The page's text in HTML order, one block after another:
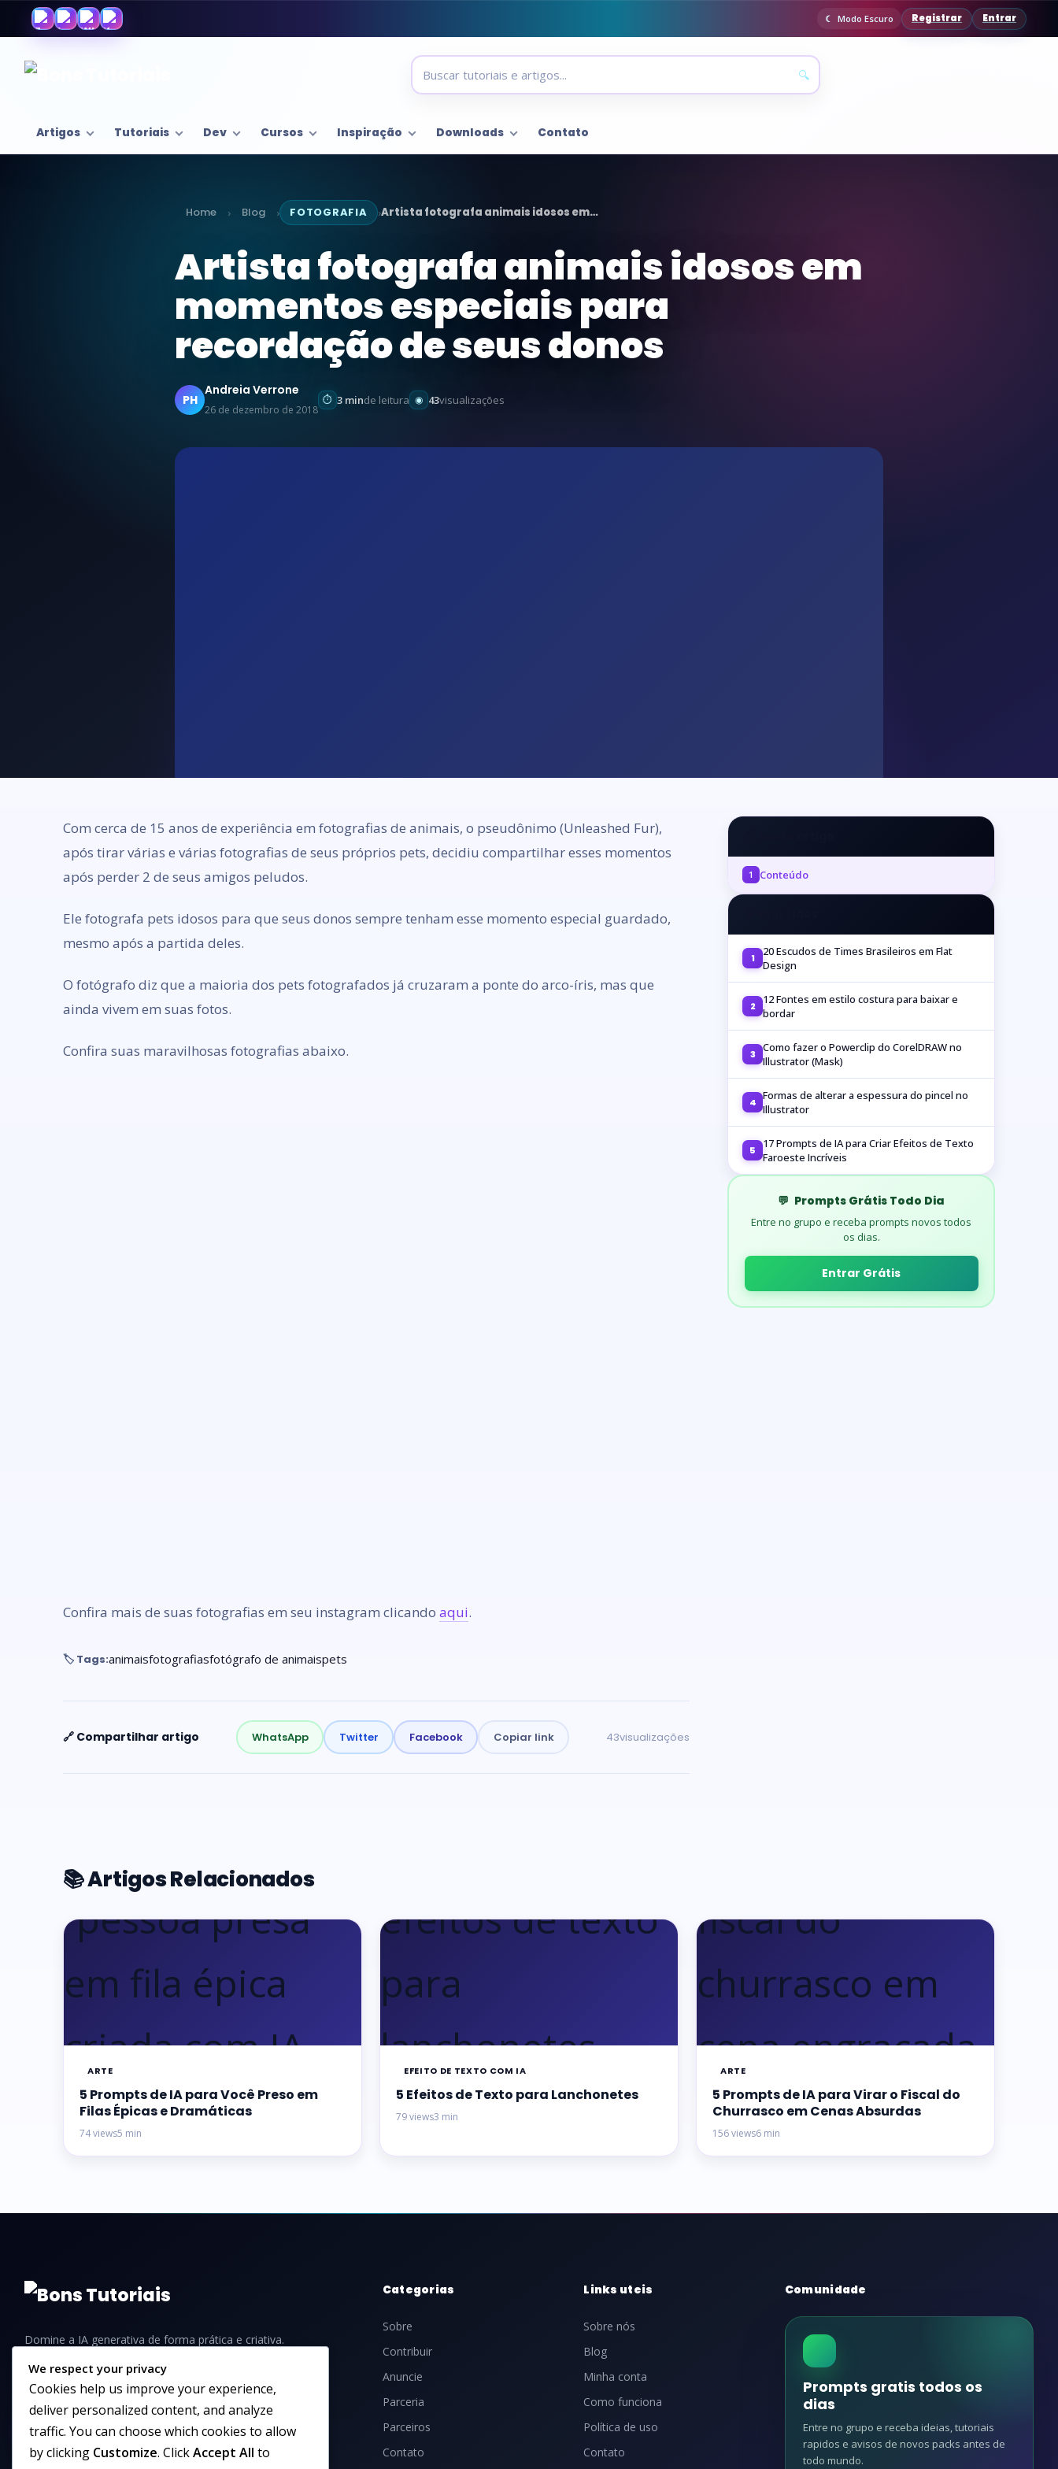
Modo Escuro Registrar Entrar
🔍
Artigos Tutoriais Dev Cursos Inspiração Downloads Contato
Home › Blog › FOTOGRAFIA ›Artista fotografa animais idosos em…
Artista fotografa animais idosos em
momentos especiais para
recordação de seus donos
PH
Andreia Verrone
26 de dezembro de 2018
3 minde leitura 43visualizações
Com cerca de 15 anos de experiência em fotografias de animais, o pseudônimo (Unleashed Fur),
após tirar várias e várias fotografias de seus próprios pets, decidiu compartilhar esses momentos
após perder 2 de seus amigos peludos.
Ele fotografa pets idosos para que seus donos sempre tenham esse momento especial guardado,
mesmo após a partida deles.
O fotógrafo diz que a maioria dos pets fotografados já cruzaram a ponte do arco-íris, mas que
ainda vivem em suas fotos.
Confira suas maravilhosas fotografias abaixo.
Confira mais de suas fotografias em seu instagram clicando aqui.
🏷️ Tags:animaisfotografiasfotógrafo de animaispets
🔗 Compartilhar artigo WhatsApp Twitter Facebook Copiar link 43visualizações
1 Conteúdo
1
20 Escudos de Times Brasileiros em Flat
Design
2
12 Fontes em estilo costura para baixar e
bordar
3 Como fazer o Powerclip do CorelDRAW no
Illustrator (Mask)
4 Formas de alterar a espessura do pincel no
Illustrator
5
17 Prompts de IA para Criar Efeitos de Texto
Faroeste Incríveis
💬 Prompts Grátis Todo Dia
Entre no grupo e receba prompts novos todos
os dias.
Entrar Grátis
📚 Artigos Relacionados
ARTE
5 Prompts de IA para Você Preso em
Filas Épicas e Dramáticas
74 views5 min
EFEITO DE TEXTO COM IA
5 Efeitos de Texto para Lanchonetes
79 views3 min
ARTE
5 Prompts de IA para Virar o Fiscal do
Churrasco em Cenas Absurdas
156 views6 min
Domine a IA generativa de forma prática e criativa.
guias e dicas para iniciantes e profissionais.
© 2026 PromptHub - Todos os direitos reservados
Categorias
Sobre
Contribuir
Anuncie
Parceria
Parceiros
Contato
Links uteis
Sobre nós
Blog
Minha conta
Como funciona
Política de uso
Contato
Comunidade
Prompts gratis todos os
dias
Entre no grupo e receba ideias, tutoriais
rapidos e avisos de novos packs antes de
todo mundo.
We respect your privacy
Cookies help us improve your experience,
deliver personalized content, and analyze
traffic. You can choose which cookies to allow
by clicking Customize. ClickAccept All to